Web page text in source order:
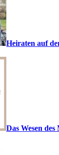
Heiraten auf
Das Wesen